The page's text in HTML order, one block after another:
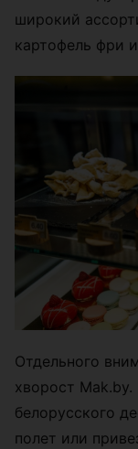
широкий
картофель фри
Отдельного
хворост
белорусского
полет или